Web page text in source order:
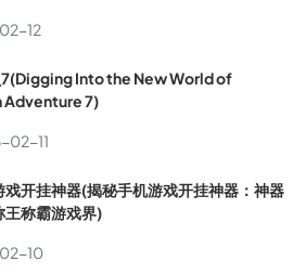
12
7(Digging Into the New World of
Adventure 7)
02-11
戏开挂神器(揭秘手机游戏开挂神器：神器
王称霸游戏界)
10